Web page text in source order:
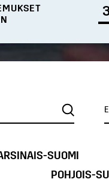
SUOMI
POHJOIS-